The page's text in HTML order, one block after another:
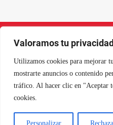
Valoramos tu privacidad
Utilizamos cookies para mejorar
mostrarte anuncios o contenido
tráfico. Al hacer clic en "Aceptar
cookies.
Personalizar
InstagramFacebook
X
NORTE EN LÍNEA - TODOS